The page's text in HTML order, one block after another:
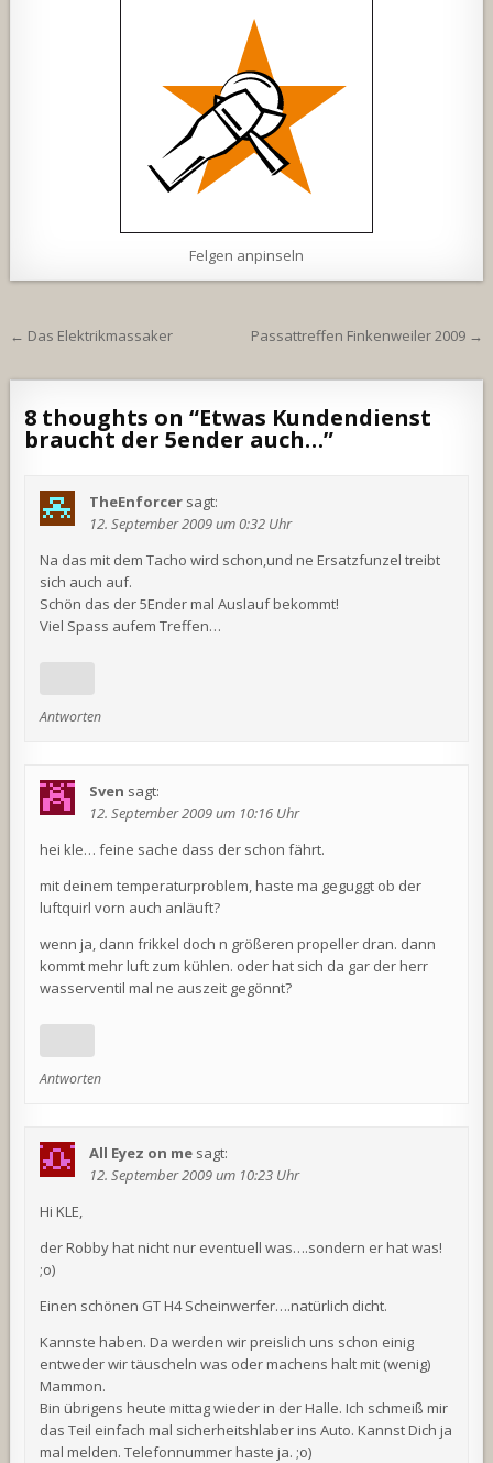
Felgen anpinseln
Beitragsnavigation
← Das Elektrikmassaker Passattreffen Finkenweiler 2009 →
8 thoughts on “Etwas Kundendienst
braucht der 5ender auch…”
TheEnforcer sagt:
12. September 2009 um 0:32 Uhr
Na das mit dem Tacho wird schon,und ne Ersatzfunzel treibt
sich auch auf.
Schön das der 5Ender mal Auslauf bekommt!
Viel Spass aufem Treffen…
Antworten
Sven sagt:
12. September 2009 um 10:16 Uhr
hei kle… feine sache dass der schon fährt.
mit deinem temperaturproblem, haste ma geguggt ob der
luftquirl vorn auch anläuft?
wenn ja, dann frikkel doch n größeren propeller dran. dann
kommt mehr luft zum kühlen. oder hat sich da gar der herr
wasserventil mal ne auszeit gegönnt?
Antworten
All Eyez on me sagt:
12. September 2009 um 10:23 Uhr
Hi KLE,
der Robby hat nicht nur eventuell was….sondern er hat was!
;o)
Einen schönen GT H4 Scheinwerfer….natürlich dicht.
Kannste haben. Da werden wir preislich uns schon einig
entweder wir täuscheln was oder machens halt mit (wenig)
Mammon.
Bin übrigens heute mittag wieder in der Halle. Ich schmeiß mir
das Teil einfach mal sicherheitshlaber ins Auto. Kannst Dich ja
mal melden. Telefonnummer haste ja. ;o)